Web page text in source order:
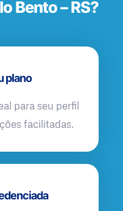
Bento – RS?
plano
para seu perfil
facilitadas.